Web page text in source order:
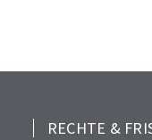
RECHTE &